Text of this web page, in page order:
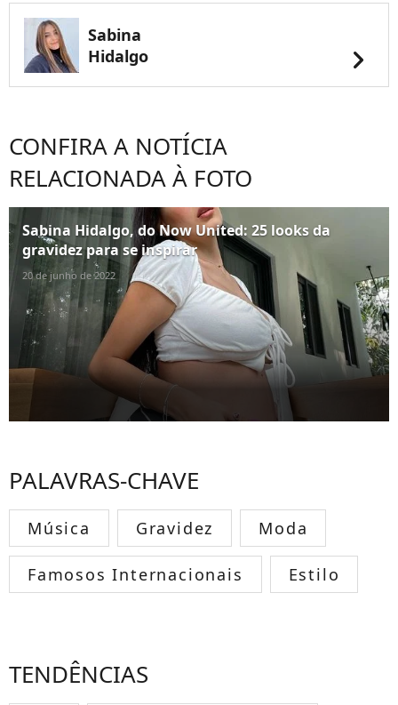
Sabina
Hidalgo
chevron_right
CONFIRA A NOTÍCIA
RELACIONADA À FOTO
Sabina Hidalgo, do Now United: 25 looks da
gravidez para se inspirar
20 de junho de 2022
PALAVRAS-CHAVE
Música Gravidez Moda
Famosos Internacionais Estilo
TENDÊNCIAS